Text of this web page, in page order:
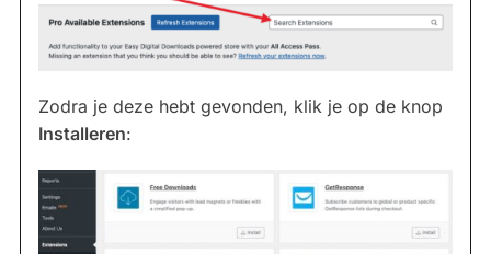
Zodra je deze hebt gevonden, klik je op de knop
Installeren: